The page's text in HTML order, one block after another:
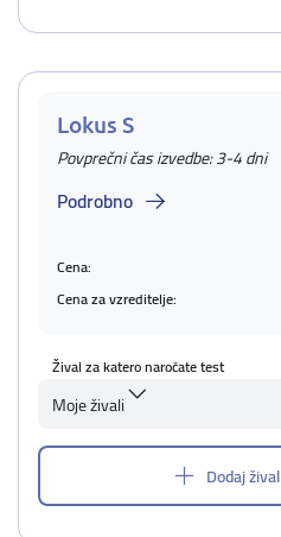
Lokus S
Povprečni čas izvedbe: 3-4 dni
Podrobno
Cena:
Cena za vzreditelje:
Žival za katero naročate test
Moje živali
Dodaj žival